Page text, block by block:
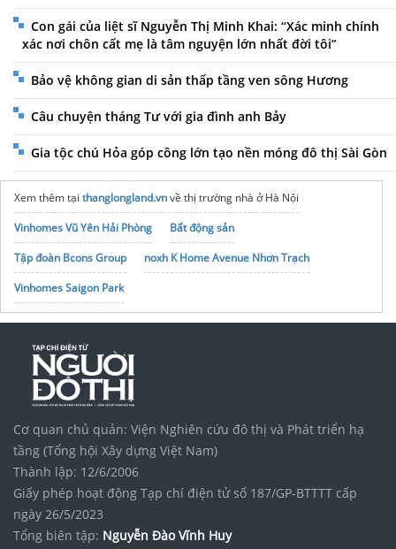
Con gái của liệt sĩ Nguyễn Thị Minh Khai: “Xác minh chính
xác nơi chôn cất mẹ là tâm nguyện lớn nhất đời tôi”
Bảo vệ không gian di sản thấp tầng ven sông Hương
Câu chuyện tháng Tư với gia đình anh Bảy
Gia tộc chú Hỏa góp công lớn tạo nền móng đô thị Sài Gòn
Xem thêm tại thanglongland.vnvề thị trường nhà ở Hà Nội
Vinhomes Vũ Yên Hải Phòng
Bất động sản
Tập đoàn Bcons Group
noxh K Home Avenue Nhơn Trạch
Vinhomes Saigon Park
Cơ quan chủ quản: Viện Nghiên cứu đô thị và Phát triển hạ
tầng (Tổng hội Xây dựng Việt Nam)
Thành lập: 12/6/2006
Giấy phép hoạt động Tạp chí điện tử số 187/GP-BTTTT cấp
ngày 26/5/2023
Tổng biên tập: Nguyễn Đào Vĩnh Huy